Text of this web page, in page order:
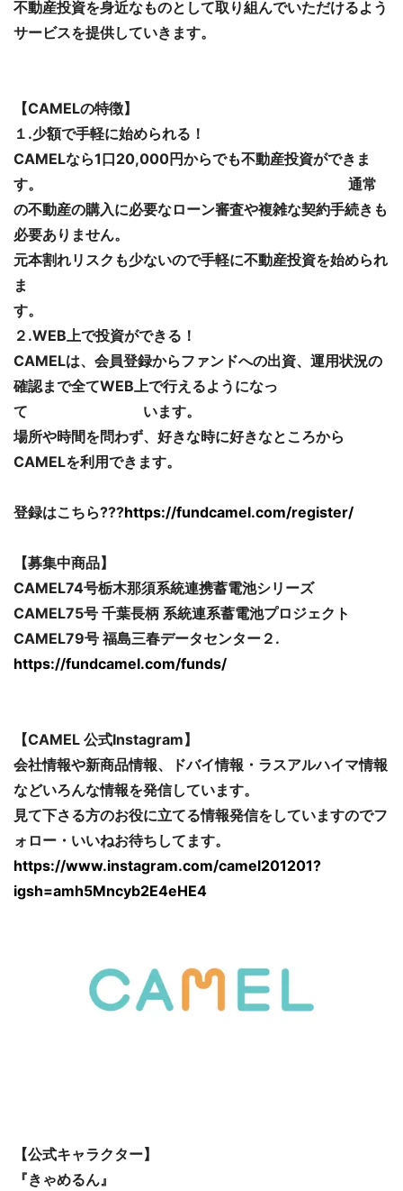
不動産投資を身近なものとして取り組んでいただけるよう
サービスを提供していきます。
【CAMELの特徴】
１.少額で手軽に始められる！
CAMELなら1口20,000円からでも不動産投資ができま
す。 通常
の不動産の購入に必要なローン審査や複雑な契約手続きも
必要ありません。
元本割れリスクも少ないので手軽に不動産投資を始められ
ま
す
２.WEB上で投資ができる！
CAMELは、会員登録からファンドへの出資、運用状況の
確認まで全てWEB上で行えるようになっ
て います。
場所や時間を問わず、好きな時に好きなところから
CAMELを利用できます。
登録はこちら???https://fundcamel.com/register/
【募集中商品】
CAMEL74号栃木那須系統連携蓄電池シリーズ
CAMEL75号 千葉長柄 系統連系蓄電池プロジェクト
CAMEL79号 福島三春データセンター２.
https://fundcamel.com/funds/
【CAMEL 公式Instagram】
会社情報や新商品情報、ドバイ情報・ラスアルハイマ情報
などいろんな情報を発信しています。
見て下さる方のお役に立てる情報発信をしていますのでフ
ォロー・いいねお待ちしてます。
https://www.instagram.com/camel201201?
igsh=amh5Mncyb2E4eHE4
【公式キャラクター】
『きゃめるん』